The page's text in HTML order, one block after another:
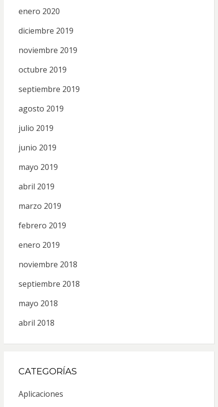
enero 2020
diciembre 2019
noviembre 2019
octubre 2019
septiembre 2019
agosto 2019
julio 2019
junio 2019
mayo 2019
abril 2019
marzo 2019
febrero 2019
enero 2019
noviembre 2018
septiembre 2018
mayo 2018
abril 2018
CATEGORÍAS
Aplicaciones